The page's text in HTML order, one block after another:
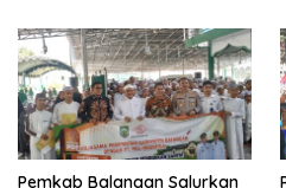
Pemkab Balangan Salurkan